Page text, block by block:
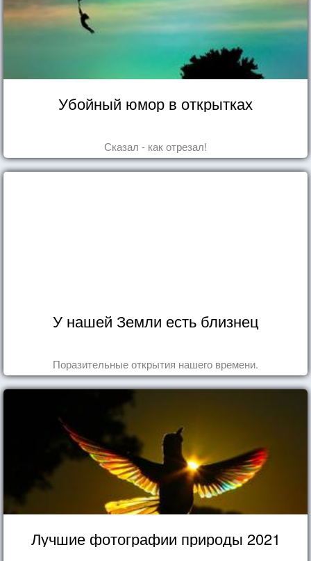
Убойный юмор в открытках
Сказал - как отрезал!
У нашей Земли есть близнец
Поразительные открытия нашего времени.
Лучшие фотографии природы 2021